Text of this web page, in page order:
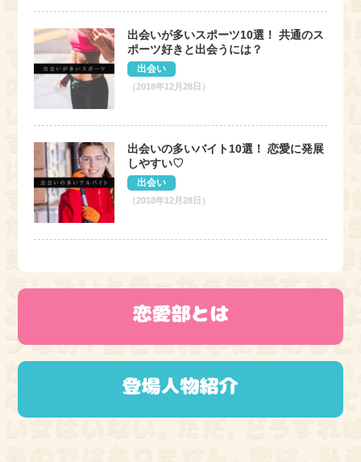
出会いが多いスポーツ10選！ 共通のス
ポーツ好きと出会うには？
出会い
（2018年12月28日）
出会いの多いバイト10選！ 恋愛に発展
しやすい♡
出会い
（2018年12月28日）